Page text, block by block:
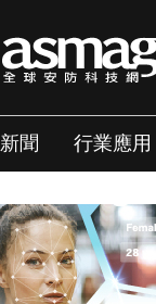
新聞 行業應用